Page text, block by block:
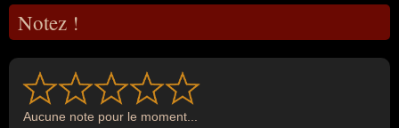
Notez !
Aucune note pour le moment...